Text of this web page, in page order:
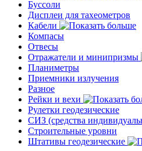
Буссоли
Дисплеи для тахеометров
Кабели
Компасы
Отвесы
Отражатели и минипризмы
Планиметры
Приемники излучения
Разное
Рейки и вехи
Рулетки геодезические
СИЗ (средства
Строительные уровни
Штативы геодезические